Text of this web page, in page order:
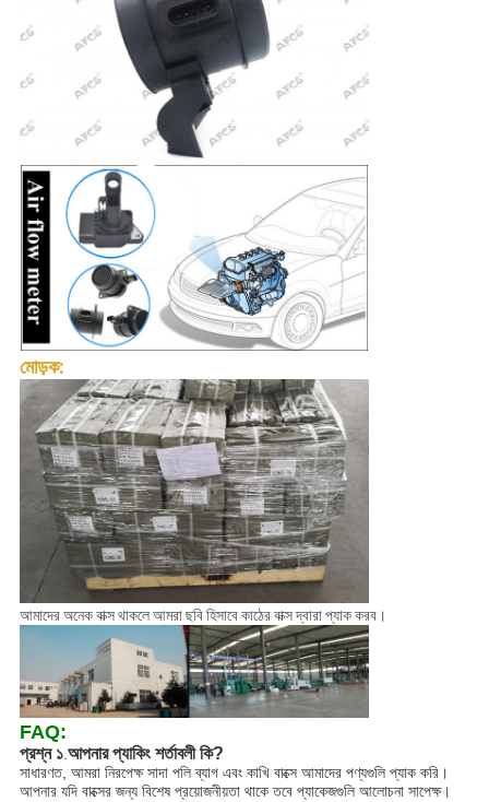
মোড়ক:
আমাদের অনেক বাক্স থাকলে আমরা ছবি হিসাবে কাঠের বাক্স দ্বারা প্যাক করব।
FAQ:
প্রশ্ন ১.আপনার প্যাকিং শর্তাবলী কি?
সাধারণত, আমরা নিরপেক্ষ সাদা পলি ব্যাগ এবং কাখি বাক্সে আমাদের পণ্যগুলি প্যাক করি।
আপনার যদি বাক্সের জন্য বিশেষ প্রয়োজনীয়তা থাকে তবে প্যাকেজগুলি আলোচনা সাপেক্ষ।